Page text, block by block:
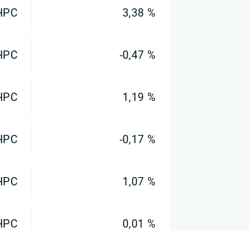
3,38 %
-0,47 %
1,19 %
-0,17 %
1,07 %
0,01 %